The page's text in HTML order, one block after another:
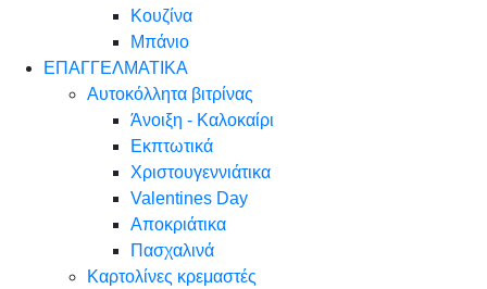
Κουζίνα
Μπάνιο
ΕΠΑΓΓΕΛΜΑΤΙΚΑ
Αυτοκόλλητα βιτρίνας
Άνοιξη - Καλοκαίρι
Εκπτωτικά
Χριστουγεννιάτικα
Valentines Day
Αποκριάτικα
Πασχαλινά
Καρτολίνες κρεμαστές